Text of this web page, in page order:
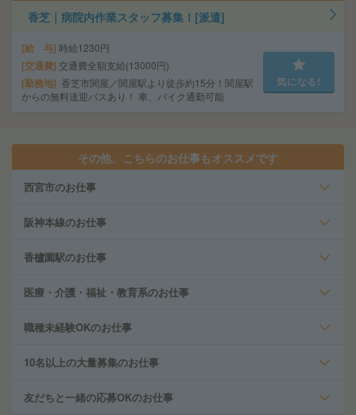
香芝｜病院内作業スタッフ募集！[派遣]
給 与 時給1230円
交通費 交通費全額支給(13000円)
勤務地 香芝市関屋／関屋駅より徒歩約15分！関屋駅
からの無料送迎バスあり！ 車、バイク通勤可能
気になる!
その他、こちらのお仕事もオススメです
西宮市のお仕事
阪神本線のお仕事
香櫨園駅のお仕事
医療・介護・福祉・教育系のお仕事
職種未経験OKのお仕事
10名以上の大量募集のお仕事
友だちと一緒の応募OKのお仕事